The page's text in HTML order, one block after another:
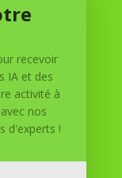
confiance
de votre
pour
recevoir
IA et des
activité à
nos
d'experts !